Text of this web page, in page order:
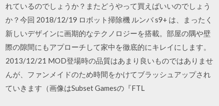
れているのでしょうか？またどうやって買えばいいのでしょう
か？今回 2018/12/19 ロボット掃除機 ルンバ s9+ は、まったく
新しいデザインに画期的なテクノロジーを搭載。部屋の隅や壁
際の隙間にもアプローチして家中を徹底的にキレイにします。
2013/12/21 MOD登場時の品質はあまり良いものではありませ
んが、ファンメイドのため時間をかけてブラッシュアップされ
ていきます（画像はSubset Gamesの『FTL